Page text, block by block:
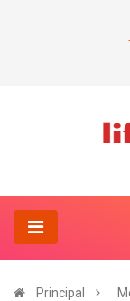
Principal